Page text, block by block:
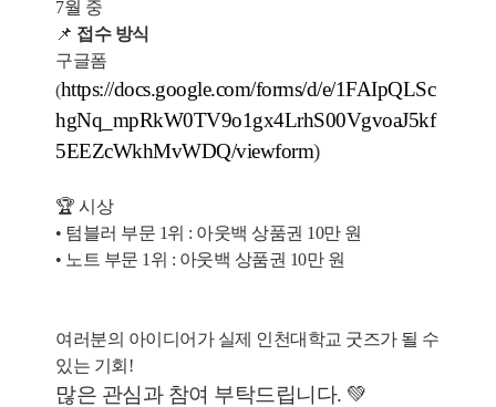
7월 중
📌 접수 방식
구글폼
(https://docs.google.com/forms/d/e/1FAIpQLSc
hgNq_mpRkW0TV9o1gx4LrhS00VgvoaJ5kf
5EEZcWkhMvWDQ/viewform)
🏆 시상
• 텀블러 부문 1위 : 아웃백 상품권 10만 원
• 노트 부문 1위 : 아웃백 상품권 10만 원
여러분의 아이디어가 실제 인천대학교 굿즈가 될 수
있는 기회!
많은 관심과 참여 부탁드립니다. 💚